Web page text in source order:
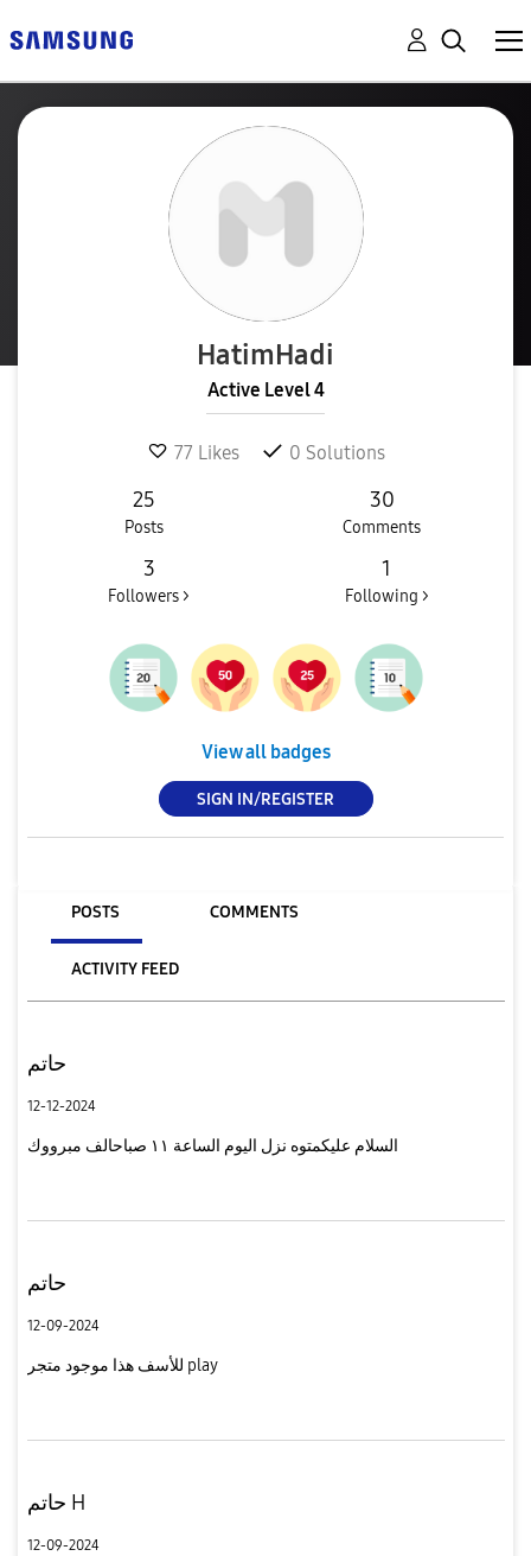
HatimHadi
Active Level 4
77 Likes 0 Solutions
25
Posts
30
Comments
3
Followers >
1
Following >
View all badges
SIGN IN/REGISTER
POSTS COMMENTS
ACTIVITY FEED
حاتم
12-12-2024
السلام عليكمتوه نزل اليوم الساعة ١١ صباحالف مبرووك
حاتم
12-09-2024
للأسف هذا موجود متجر play
حاتم H
12-09-2024